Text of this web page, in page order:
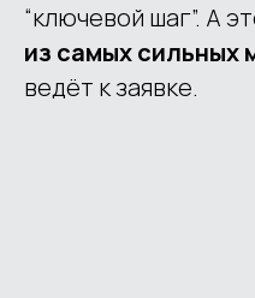
“ключевой шаг”. А
из самых сильных
ведёт к заявке.